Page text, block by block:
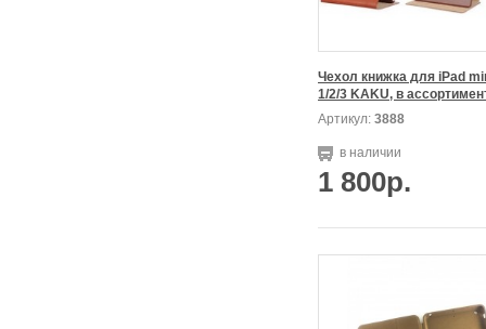
Чехол книжка для iPad
1/2/3 KAKU, в
Артикул: 3888
в наличии
1 800р.